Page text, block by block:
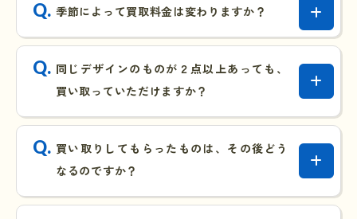
季節によって買取料金は変わりますか？
同じデザインのものが２点以上あっても、
買い取っていただけますか？
買い取りしてもらったものは、その後どう
なるのですか？